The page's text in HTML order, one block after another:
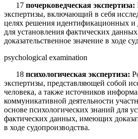
17 почерковедческая экспертиза:
экспертизы, включающий в себя
целях решения идентификационных и
для установления фактических
доказательственное значение в ходе
psychological examination
18 психологическая экспертиза:
экспертизы, представляю­щей собой
человека, а также источников
коммуникативной деятельности
основе психологи­ческих знаний для
фактических данных, имеющих
в ходе судопроизводства.